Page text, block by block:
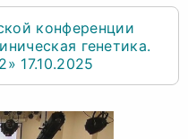
конференции
генетика.
17.10.2025